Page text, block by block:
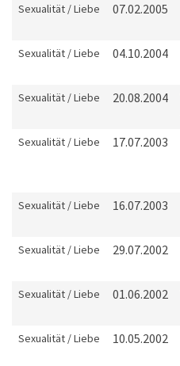
Sexualität / Liebe 07.02.2005
Sexualität / Liebe 04.10.2004
Sexualität / Liebe 20.08.2004
Sexualität / Liebe 17.07.2003
Sexualität / Liebe 16.07.2003
Sexualität / Liebe 29.07.2002
Sexualität / Liebe 01.06.2002
Sexualität / Liebe 10.05.2002